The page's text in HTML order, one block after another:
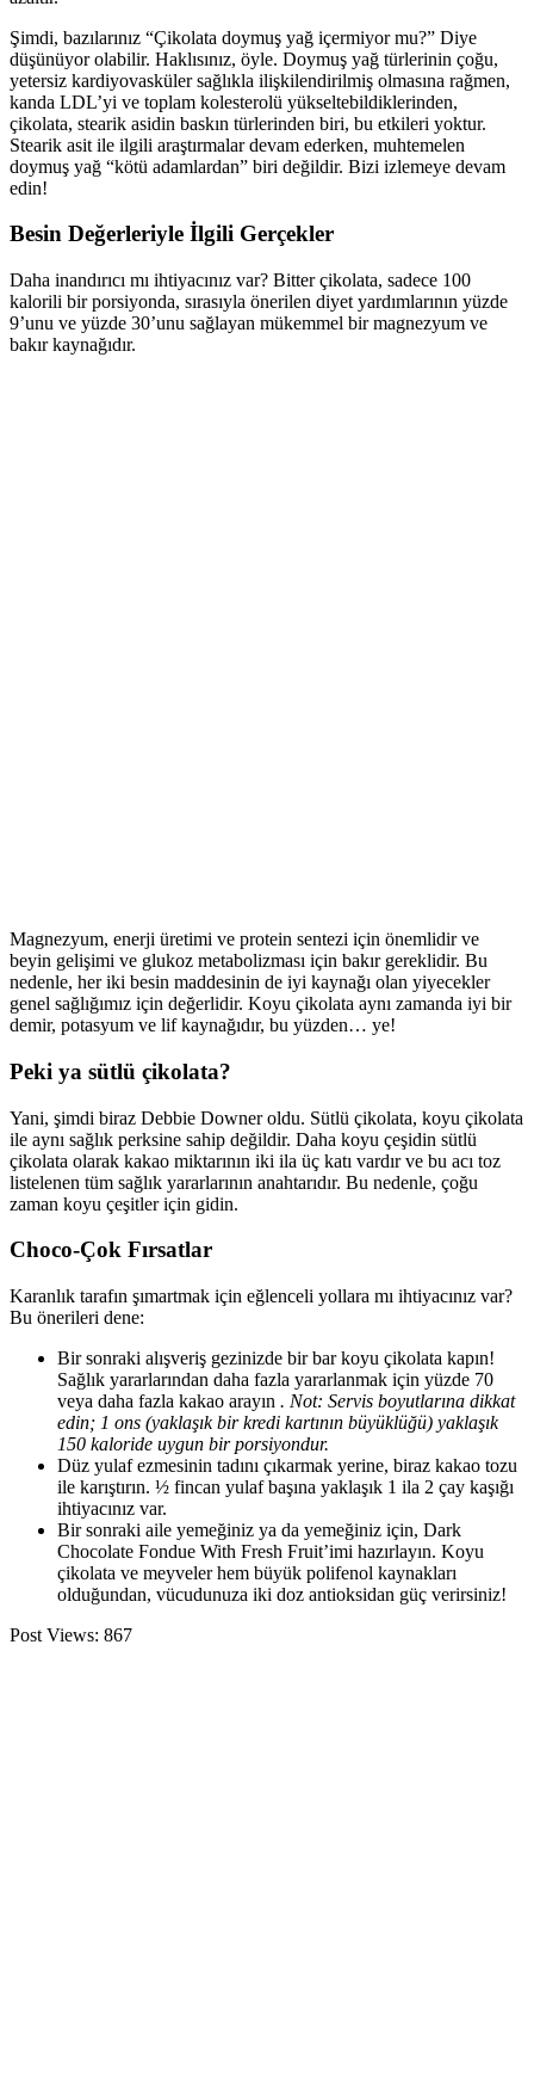
Şimdi, bazılarınız “Çikolata doymuş yağ içermiyor mu?” Diye
düşünüyor olabilir. Haklısınız, öyle. Doymuş yağ türlerinin çoğu,
yetersiz kardiyovasküler sağlıkla ilişkilendirilmiş olmasına rağmen,
kanda LDL’yi ve toplam kolesterolü yükseltebildiklerinden,
çikolata, stearik asidin baskın türlerinden biri, bu etkileri yoktur.
Stearik asit ile ilgili araştırmalar devam ederken, muhtemelen
doymuş yağ “kötü adamlardan” biri değildir. Bizi izlemeye devam
edin!
Besin Değerleriyle İlgili Gerçekler
Daha inandırıcı mı ihtiyacınız var? Bitter çikolata, sadece 100
kalorili bir porsiyonda, sırasıyla önerilen diyet yardımlarının yüzde
9’unu ve yüzde 30’unu sağlayan mükemmel bir magnezyum ve
bakır kaynağıdır.
Magnezyum, enerji üretimi ve protein sentezi için önemlidir ve
beyin gelişimi ve glukoz metabolizması için bakır gereklidir. Bu
nedenle, her iki besin maddesinin de iyi kaynağı olan yiyecekler
genel sağlığımız için değerlidir. Koyu çikolata aynı zamanda iyi bir
demir, potasyum ve lif kaynağıdır, bu yüzden… ye!
Peki ya sütlü çikolata?
Yani, şimdi biraz Debbie Downer oldu. Sütlü çikolata, koyu çikolata
ile aynı sağlık perksine sahip değildir. Daha koyu çeşidin sütlü
çikolata olarak kakao miktarının iki ila üç katı vardır ve bu acı toz
listelenen tüm sağlık yararlarının anahtarıdır. Bu nedenle, çoğu
zaman koyu çeşitler için gidin.
Choco-Çok Fırsatlar
Karanlık tarafın şımartmak için eğlenceli yollara mı ihtiyacınız var?
Bu önerileri dene:
Bir sonraki alışveriş gezinizde bir bar koyu çikolata kapın!
Sağlık yararlarından daha fazla yararlanmak için yüzde 70
veya daha fazla kakao arayın . Not: Servis boyutlarına dikkat
edin; 1 ons (yaklaşık bir kredi kartının büyüklüğü) yaklaşık
150 kaloride uygun bir porsiyondur.
Düz yulaf ezmesinin tadını çıkarmak yerine, biraz kakao tozu
ile karıştırın. ½ fincan yulaf başına yaklaşık 1 ila 2 çay kaşığı
ihtiyacınız var.
Bir sonraki aile yemeğiniz ya da yemeğiniz için, Dark
Chocolate Fondue With Fresh Fruit’imi hazırlayın. Koyu
çikolata ve meyveler hem büyük polifenol kaynakları
olduğundan, vücudunuza iki doz antioksidan güç verirsiniz!
Post Views: 867